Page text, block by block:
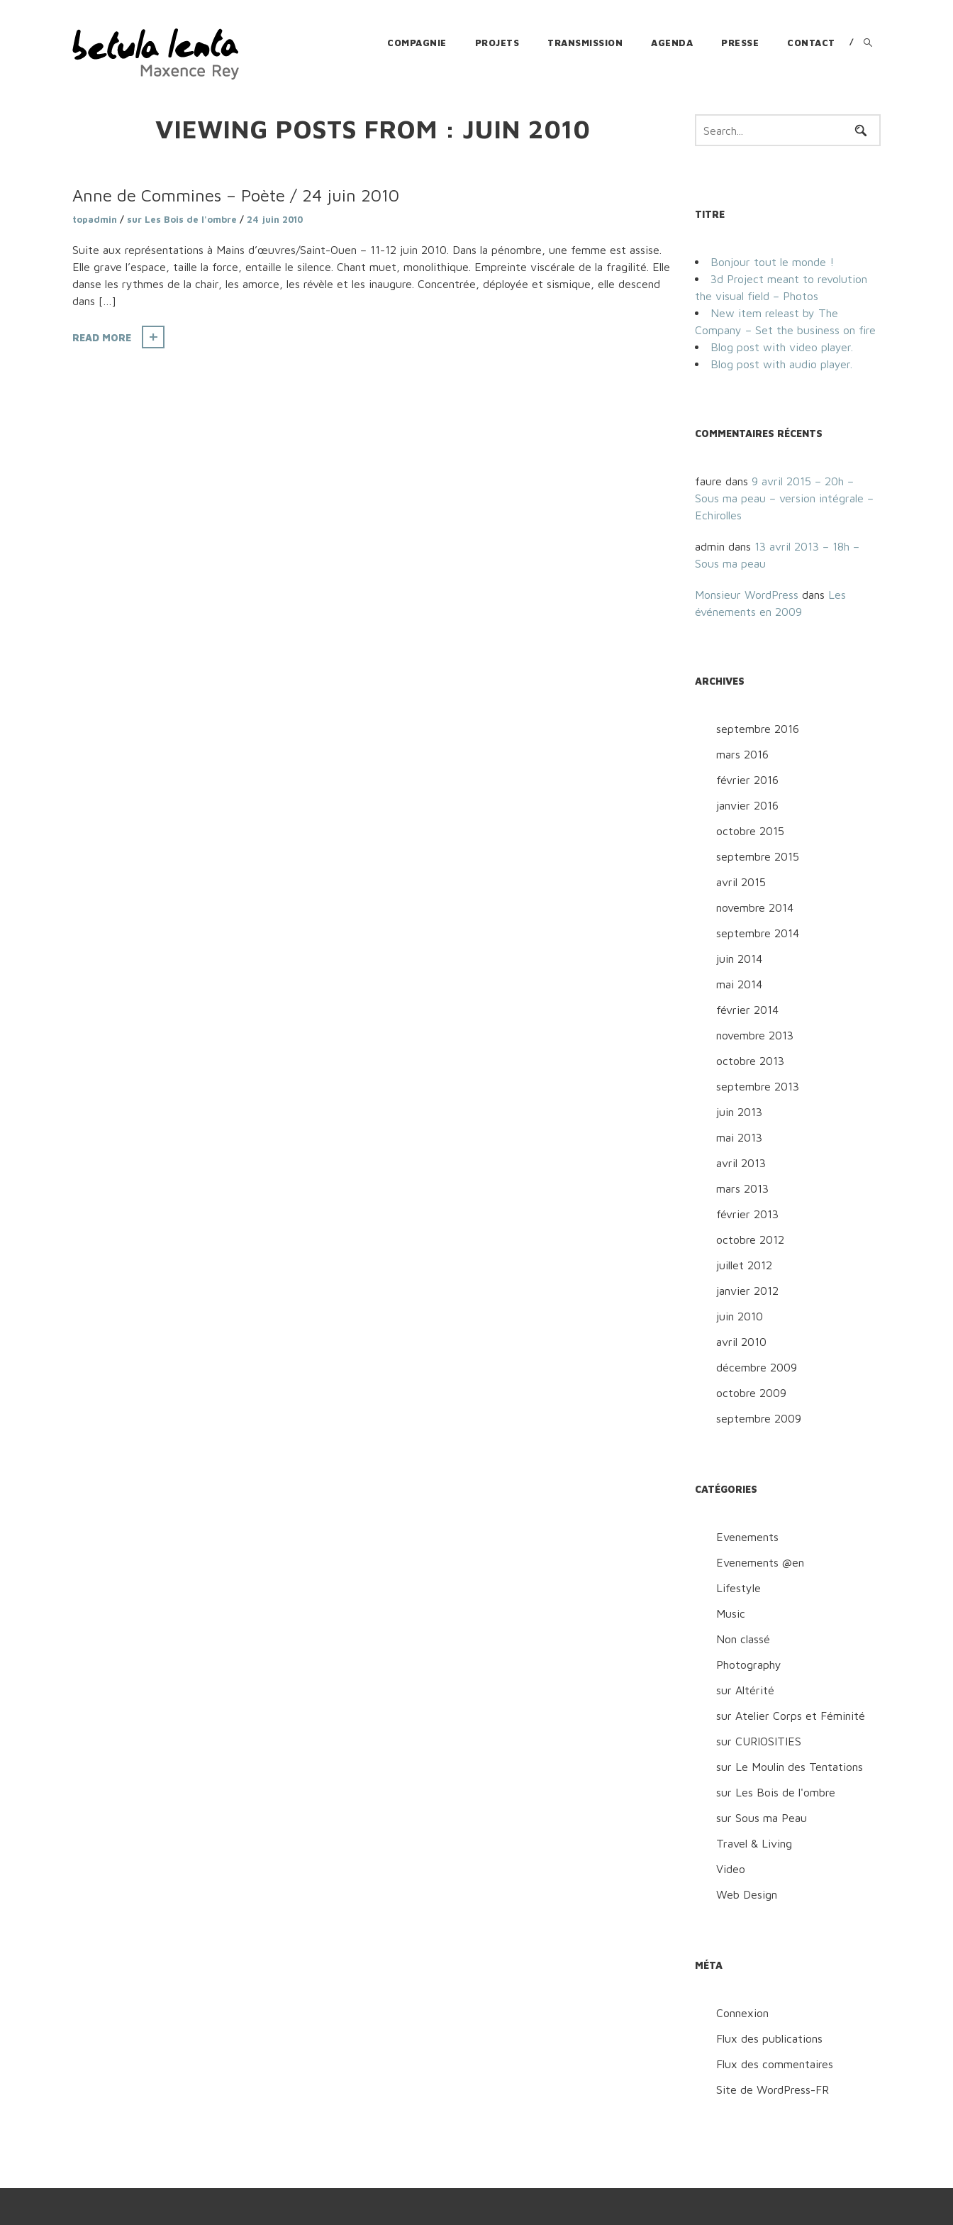
COMPAGNIE PROJETS TRANSMISSION AGENDA PRESSE CONTACT
VIEWING POSTS FROM : JUIN 2010
Anne de Commines – Poète / 24 juin 2010
topadmin / sur Les Bois de l'ombre / 24 juin 2010
Suite aux représentations à Mains d’œuvres/Saint-Ouen – 11-12 juin 2010. Dans la pénombre, une femme est assise.
Elle grave l’espace, taille la force, entaille le silence. Chant muet, monolithique. Empreinte viscérale de la fragilité. Elle
danse les rythmes de la chair, les amorce, les révèle et les inaugure. Concentrée, déployée et sismique, elle descend
dans […]
READ MORE
TITRE
Bonjour tout le monde !
3d Project meant to revolution
the visual field – Photos
New item releast by The
Company – Set the business on fire
Blog post with video player.
Blog post with audio player.
COMMENTAIRES RÉCENTS
faure dans 9 avril 2015 – 20h –
Sous ma peau – version intégrale –
Echirolles
admin dans 13 avril 2013 – 18h –
Sous ma peau
Monsieur WordPress dans Les
événements en 2009
ARCHIVES
septembre 2016
mars 2016
février 2016
janvier 2016
octobre 2015
septembre 2015
avril 2015
novembre 2014
septembre 2014
juin 2014
mai 2014
février 2014
novembre 2013
octobre 2013
septembre 2013
juin 2013
mai 2013
avril 2013
mars 2013
février 2013
octobre 2012
juillet 2012
janvier 2012
juin 2010
avril 2010
décembre 2009
octobre 2009
septembre 2009
CATÉGORIES
Evenements
Evenements @en
Lifestyle
Music
Non classé
Photography
sur Altérité
sur Atelier Corps et Féminité
sur CURIOSITIES
sur Le Moulin des Tentations
sur Les Bois de l'ombre
sur Sous ma Peau
Travel & Living
Video
Web Design
MÉTA
Connexion
Flux des publications
Flux des commentaires
Site de WordPress-FR